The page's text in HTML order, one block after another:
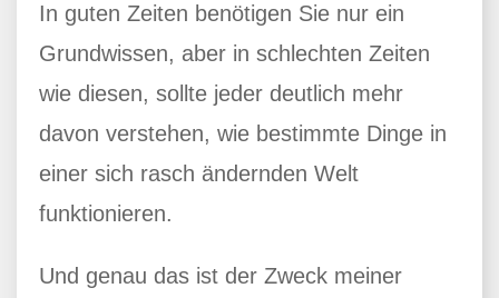
In guten Zeiten benötigen Sie nur ein
Grundwissen, aber in schlechten Zeiten
wie diesen, sollte jeder deutlich mehr
davon verstehen, wie bestimmte Dinge in
einer sich rasch ändernden Welt
funktionieren.
Und genau das ist der Zweck meiner